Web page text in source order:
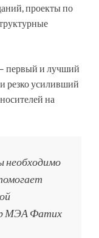
проекты по
– первый и лучший
резко усиливший
на
необходимо
МЭА Фатих